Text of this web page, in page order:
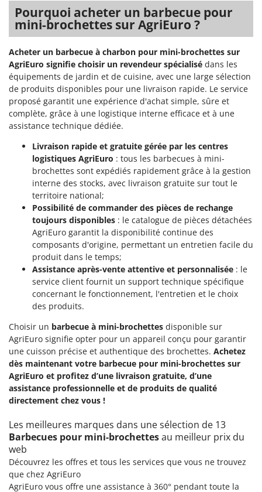
Pourquoi acheter un barbecue pour
mini-brochettes sur AgriEuro ?
Acheter un barbecue à charbon pour mini-brochettes sur
AgriEuro signifie choisir un revendeur spécialisé dans les
équipements de jardin et de cuisine, avec une large sélection
de produits disponibles pour une livraison rapide. Le service
proposé garantit une expérience d'achat simple, sûre et
complète, grâce à une logistique interne efficace et à une
assistance technique dédiée.
Livraison rapide et gratuite gérée par les centres
logistiques AgriEuro : tous les barbecues à mini-
brochettes sont expédiés rapidement grâce à la gestion
interne des stocks, avec livraison gratuite sur tout le
territoire national;
Possibilité de commander des pièces de rechange
toujours disponibles : le catalogue de pièces détachées
AgriEuro garantit la disponibilité continue des
composants d'origine, permettant un entretien facile du
produit dans le temps;
Assistance après-vente attentive et personnalisée : le
service client fournit un support technique spécifique
concernant le fonctionnement, l'entretien et le choix
des produits.
Choisir un barbecue à mini-brochettes disponible sur
AgriEuro signifie opter pour un appareil conçu pour garantir
une cuisson précise et authentique des brochettes. Achetez
dès maintenant votre barbecue pour mini-brochettes sur
AgriEuro et profitez d’une livraison gratuite, d’une
assistance professionnelle et de produits de qualité
directement chez vous !
Les meilleures marques dans une sélection de 13
Barbecues pour mini-brochettesau meilleur prix du
web
Découvrez les offres et tous les services que vous ne trouvez
que chez AgriEuro
AgriEuro vous offre une assistance à 360° pendant toute la